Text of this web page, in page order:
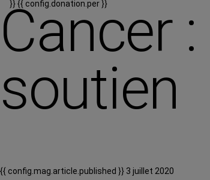
}}{{ config.donation.per }}
Cancer
soutien
{{ config.mag.article.published }} 3 juillet 2020